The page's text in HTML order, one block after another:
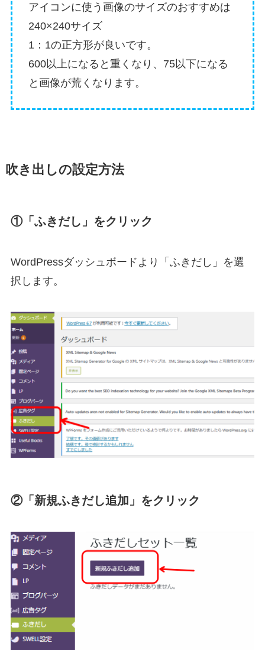
アイコンに使う画像のサイズのおすすめは
240×240サイズ
1：1の正方形が良いです。
600以上になると重くなり、75以下になる
と画像が荒くなります。
吹き出しの設定方法
①「ふきだし」をクリック
WordPressダッシュボードより「ふきだし」を選
択します。
②「新規ふきだし追加」をクリック